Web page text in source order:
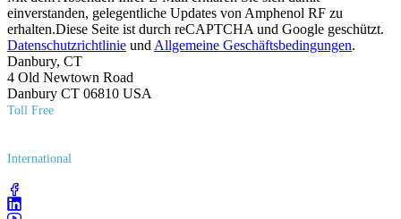
einverstanden, gelegentliche Updates von Amphenol RF zu
erhalten.Diese Seite ist durch reCAPTCHA und Google geschützt.
Datenschutzrichtlinie und Allgemeine Geschäftsbedingungen.
Danbury, CT
4 Old Newtown Road
Danbury CT 06810 USA
Toll Free
International